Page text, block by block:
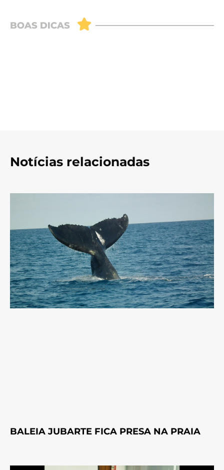
Notícias relacionadas
BALEIA JUBARTE FICA PRESA NA PRAIA